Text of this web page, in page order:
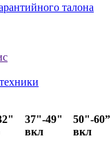
талона
37"-49"
вкл
50"-60”
вкл